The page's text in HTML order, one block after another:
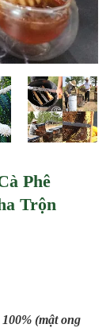
Phê
Trộn
(mật ong